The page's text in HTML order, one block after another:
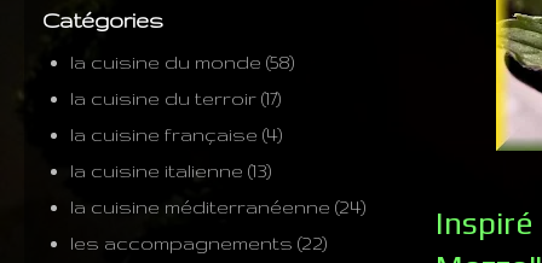
Catégories
la cuisine du monde (58)
la cuisine du terroir (17)
la cuisine française (4)
la cuisine italienne (13)
la cuisine méditerranéenne (24)
les accompagnements (22)